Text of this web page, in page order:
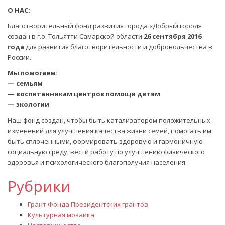
записям
О НАС:
Благотворительный фонд развития города «Добрый город»
создан в г.о. Тольятти Самарской области 26 сентября 2016
года для развития благотворительности и добровольчества в
России.
Мы помогаем:
— семьям
— воспитанникам центров помощи детям
— экологии
Наш фонд создан, чтобы быть катализатором положительных
изменений для улучшения качества жизни семей, помогать им
быть сплоченными, формировать здоровую и гармоничную
социальную среду, вести работу по улучшению физического
здоровья и психологического благополучия населения.
Рубрики
Грант Фонда Президентских грантов
Культурная мозаика